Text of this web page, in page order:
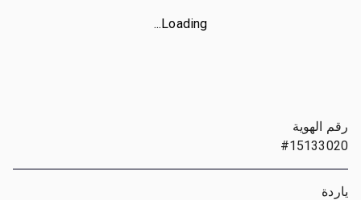
Loading...
رقم الهوية
#15133020
ياردة